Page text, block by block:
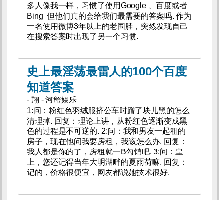
多人像我一样，习惯了使用Google 、百度或者
Bing. 但他们真的会给我们最需要的答案吗. 作为
一名使用微博3年以上的老围脖，突然发现自己
在搜索答案时出现了另一个习惯.
史上最淫荡最雷人的100个百度
知道答案
- 翔 - 河蟹娱乐
1:问：粉红色羽绒服挤公车时蹭了块儿黑的怎么
清理掉. 回复：理论上讲，从粉红色逐渐变成黑
色的过程是不可逆的. 2:问：我和男友一起租的
房子，现在他问我要房租，我该怎么办. 回复：
我人都是你的了，房租就一B勾销吧. 3:问：皇
上，您还记得当年大明湖畔的夏雨荷嘛. 回复：
记的，价格很便宜，网友都说她技术很好.